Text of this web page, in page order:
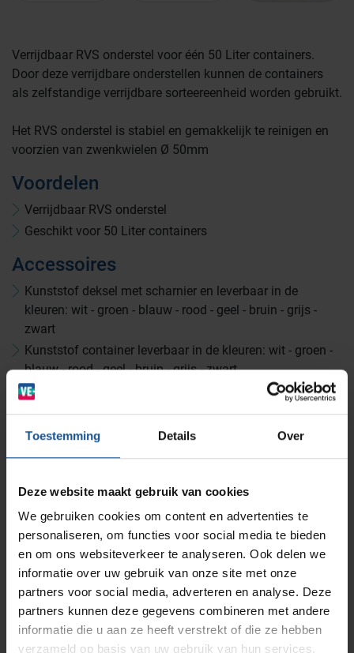
Toestemming Details Over
Deze website maakt gebruik van cookies
We gebruiken cookies om content en advertenties te
personaliseren, om functies voor social media te bieden
en om ons websiteverkeer te analyseren. Ook delen we
informatie over uw gebruik van onze site met onze
partners voor social media, adverteren en analyse. Deze
partners kunnen deze gegevens combineren met andere
informatie die u aan ze heeft verstrekt of die ze hebben
verzameld op basis van uw gebruik van hun services.
Verrijdbaar RVS onderstel voor één 50 Liter containers.
Door deze verrijdbare onderstellen kunnen de containers
als zelfstandige verrijdbare sorteereenheid worden gebruikt.
Het RVS onderstel is stabiel en gemakkelijk te reinigen en
voorzien van zwenkwielen Ø 50mm
Voordelen
Verrijdbaar RVS onderstel
Geschikt voor 50 Liter containers
Accessoires
Kunststof deksel met scharnier en leverbaar in de
kleuren: wit - groen - blauw - rood - geel - bruin - grijs -
zwart
Kunststof container leverbaar in de kleuren: wit - groen -
blauw - rood - geel - bruin - grijs - zwart
Accessoires
Stootrollen, Transportbakken 600x400x220mm,
Branche
Afvalinzamelaars, Cleanrooms, Laboratoria, Ziekenhuizen
en klinieken, Zorginstellingen
Breedte
370
Diepte
340
Branches
Ziekenhuizen en klinieken
Zorginstellingen
Laboratoria
Cleanrooms
Logistiek en opslag
Afvalinzamelaars
Farmaceutische industrie
Solutions
RVS Werkplekinrichting
Modulaire Inrichtingssystemen
Opslagsystemen en voorraadbeheer
Productlijnen
Medische afvalverpakkingen
Infectiepreventie en hygiëne
Opslagmogelijkheden
Medische (verzorgings)wagens
Wastransport
Medicijn- en verbandkasten
Werkplekinrichting
Septodry
Metro
Zarges
AP Medical
BINBIN
Ons team
Klantcases
Vacatures